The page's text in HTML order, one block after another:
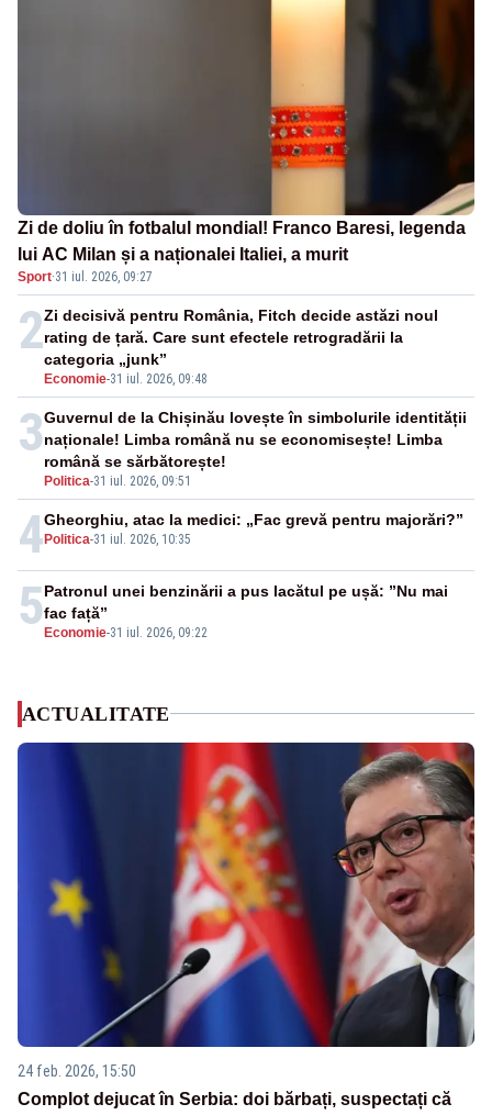
Zi de doliu în fotbalul mondial! Franco Baresi, legenda
lui AC Milan și a naționalei Italiei, a murit
Sport·31 iul. 2026, 09:27
2
Economie-31 iul. 2026, 09:48
Zi decisivă pentru România, Fitch decide astăzi noul
rating de țară. Care sunt efectele retrogradării la
categoria „junk”
3
Politica-31 iul. 2026, 09:51
Guvernul de la Chișinău lovește în simbolurile identității
naționale! Limba română nu se economisește! Limba
română se sărbătorește!
4Politica-31 iul. 2026, 10:35
Gheorghiu, atac la medici: „Fac grevă pentru majorări?”
5Economie-31 iul. 2026, 09:22
Patronul unei benzinării a pus lacătul pe ușă: ”Nu mai
fac față”
ACTUALITATE
24 feb. 2026, 15:50
Complot dejucat în Serbia: doi bărbați, suspectați că